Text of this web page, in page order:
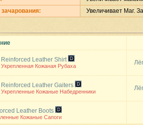
зачарования:
Увеличивает Маг.
Reinforced Leather Shirt
Укрепленная Кожаная Рубаха
Reinforced Leather Gaiters
Укрепленные Кожаные Набедренники
Leather Boots
Кожаные Сапоги